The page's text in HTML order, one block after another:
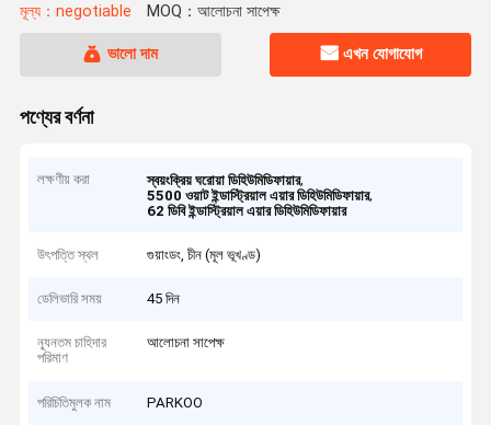
মূল্য：negotiable MOQ：আলোচনা সাপেক্ষ
ভালো দাম এখন যোগাযোগ
পণ্যের বর্ণনা
লক্ষণীয় করা স্বয়ংক্রিয় ঘরোয়া ডিহিউমিডিফায়ার,
5500 ওয়াট ইন্ডাস্ট্রিয়াল এয়ার ডিহিউমিডিফায়ার,
62 ডিবি ইন্ডাস্ট্রিয়াল এয়ার ডিহিউমিডিফায়ার
উৎপত্তি স্থল গুয়াংডং, চীন (মূল ভূখণ্ড)
ডেলিভারি সময় 45 দিন
ন্যূনতম চাহিদার
পরিমাণ
আলোচনা সাপেক্ষ
পরিচিতিমুলক নাম PARKOO